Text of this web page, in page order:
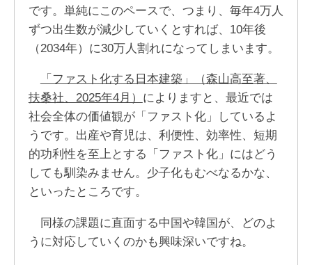
です。単純にこのペースで、つまり、毎年4万人
ずつ出生数が減少していくとすれば、10年後
（2034年）に30万人割れになってしまいます。
「ファスト化する日本建築」（森山高至著、
扶桑社、2025年4月） によりますと、最近では
社会全体の価値観が「ファスト化」しているよ
うです。出産や育児は、利便性、効率性、短期
的功利性を至上とする「ファスト化」にはどう
しても馴染みません。少子化もむべなるかな、
といったところです。
同様の課題に直面する中国や韓国が、どのよ
うに対応していくのかも興味深いですね。